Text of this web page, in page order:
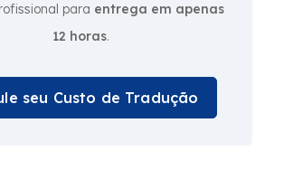
para entrega em apenas
12 horas.
seu Custo de Tradução